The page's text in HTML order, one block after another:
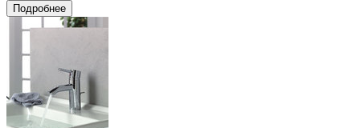
Подробнее